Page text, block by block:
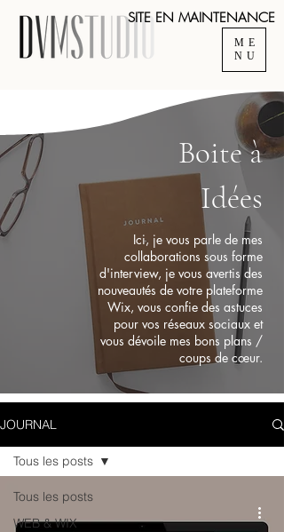
ME
NU
SITE EN MAINTENANCE
Boite à
Idées
Ici, je vous parle de mes
collaborations sous forme
d'interview, je vous avertis des
nouveautés de votre plateforme
Wix, vous confie des astuces
pour vos réseaux sociaux et
vous dévoile mes bons plans /
coups de cœur.
JOURNAL
Tous les posts
WEB & WIX
Tous les posts